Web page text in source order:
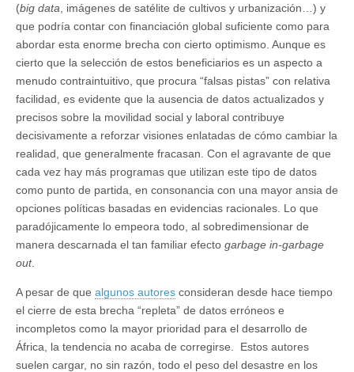
(big data , imágenes de satélite de cultivos y urbanización…) y
que podría contar con financiación global suficiente como para
abordar esta enorme brecha con cierto optimismo. Aunque es
cierto que la selección de estos beneficiarios es un aspecto a
menudo contraintuitivo, que procura “falsas pistas” con relativa
facilidad, es evidente que la ausencia de datos actualizados y
precisos sobre la movilidad social y laboral contribuye
decisivamente a reforzar visiones enlatadas de cómo cambiar la
realidad, que generalmente fracasan. Con el agravante de que
cada vez hay más programas que utilizan este tipo de datos
como punto de partida, en consonancia con una mayor ansia de
opciones políticas basadas en evidencias racionales. Lo que
paradójicamente lo empeora todo, al sobredimensionar de
manera descarnada el tan familiar efecto garbage in-garbage
out.
A pesar de que algunos autores consideran desde hace tiempo
el cierre de esta brecha “repleta” de datos erróneos e
incompletos como la mayor prioridad para el desarrollo de
África, la tendencia no acaba de corregirse. Estos autores
suelen cargar, no sin razón, todo el peso del desastre en los